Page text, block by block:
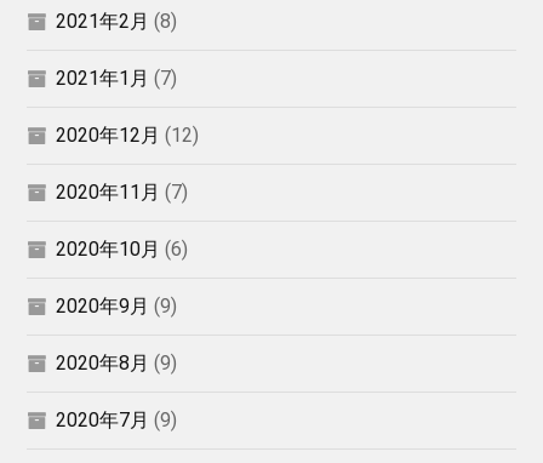
2021年2月 (8)
2021年1月 (7)
2020年12月 (12)
2020年11月 (7)
2020年10月 (6)
2020年9月 (9)
2020年8月 (9)
2020年7月 (9)